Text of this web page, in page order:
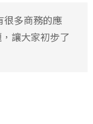
很多商務的應
讓大家初步了